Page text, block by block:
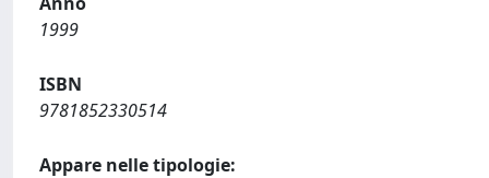
1999
ISBN
9781852330514
Appare nelle tipologie: